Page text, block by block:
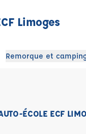
Limoges
Remorque et
ÉCOLE ECF